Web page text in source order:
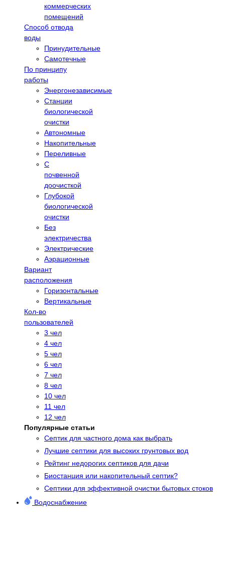
коммерческих
помещений
Способ отвода
воды
Принудительные
Самотечные
По принципу
работы
Энергонезависимые
Станции
биологической
очистки
Автономные
Накопительные
Переливные
С
почвенной
доочисткой
Глубокой
биологической
очистки
Без
электричества
Электрические
Аэрационные
Вариант
расположения
Горизонтальные
Вертикальные
Кол-во
пользователей
3 чел
4 чел
5 чел
6 чел
7 чел
8 чел
10 чел
11 чел
12 чел
Популярные статьи
Cептик для частного дома как выбрать
Лучшие септики для высоких грунтовых вод
Рейтинг недорогих септиков для дачи
Биостанция или накопительный септик?
Септики для эффективной очистки бытовых стоков
Водоснабжение